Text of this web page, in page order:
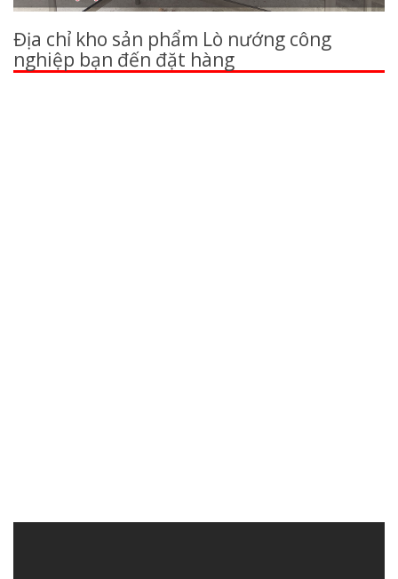
Địa chỉ kho sản phẩm Lò nướng công
nghiệp bạn đến đặt hàng